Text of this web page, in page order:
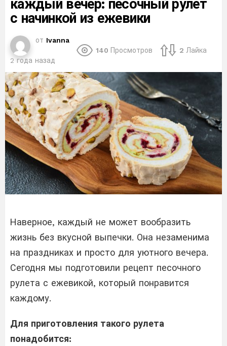
каждый вечер: песочный рулет
с начинкой из ежевики
от Ivanna
2 года назад
140 Просмотров 2 Лайка
Наверное, каждый не может вообразить
жизнь без вкусной выпечки. Она незаменима
на праздниках и просто для уютного вечера.
Сегодня мы подготовили рецепт песочного
рулета с ежевикой, который понравится
каждому.
Для приготовления такого рулета
понадобится: